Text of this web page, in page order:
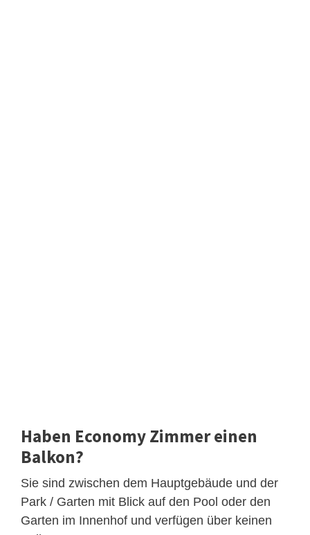
Haben Economy Zimmer einen
Balkon?
Sie sind zwischen dem Hauptgebäude und der
Park / Garten mit Blick auf den Pool oder den
Garten im Innenhof und verfügen über keinen